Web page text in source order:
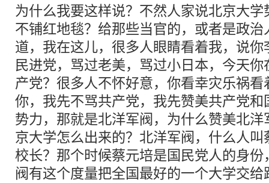
为什么我要这样说？不然人家说北京大
不铺红地毯？给那些当官的，或者是政
道，我在这儿，很多人眼睛看着我，说
民进党，骂过老美，骂过小日本，今天
产党？很多人不怀好意，你看幸灾乐祸
你，我先不骂共产党，我先赞美共产党
势力，那就是北洋军阀，为什么赞美北
京大学怎么出来的？北洋军阀，什么人
校长？那个时候蔡元培是国民党人的身
阀有这个度量把全国最好的一个大学交